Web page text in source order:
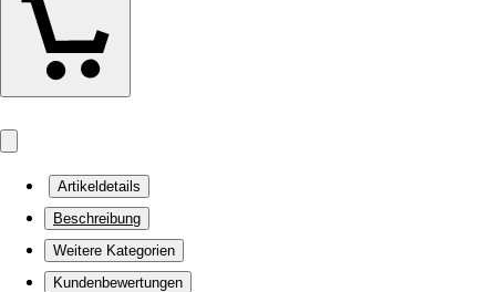
Artikeldetails
Beschreibung
Weitere Kategorien
Kundenbewertungen